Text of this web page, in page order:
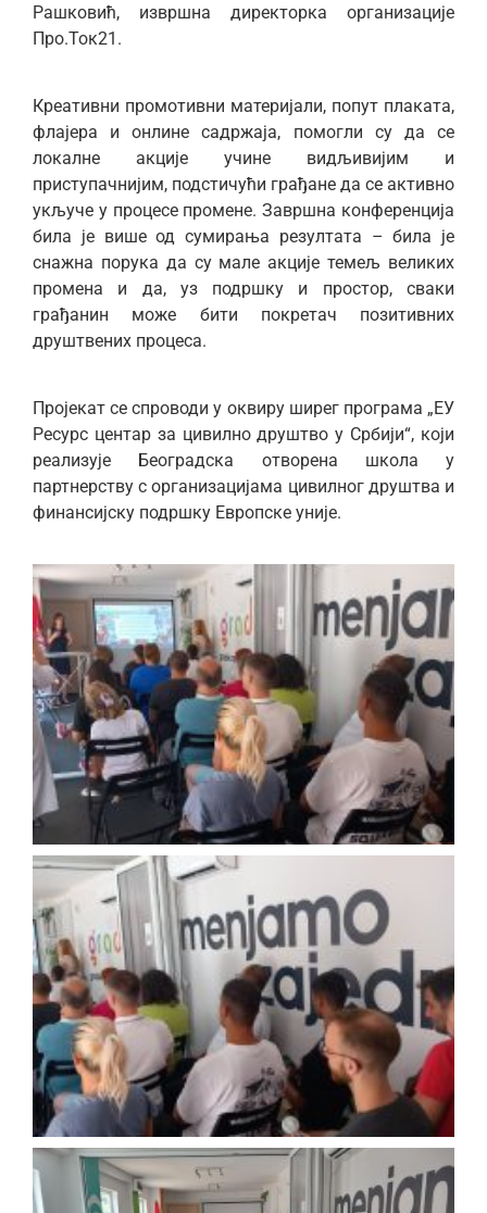
Рашковић, извршна директорка организације
Про.Ток21.
Креативни промотивни материјали, попут плаката,
флајера и онлине садржаја, помогли су да се
локалне акције учине видљивијим и
приступачнијим, подстичући грађане да се активно
укључе у процесе промене. Завршна конференција
била је више од сумирања резултата – била је
снажна порука да су мале акције темељ великих
промена и да, уз подршку и простор, сваки
грађанин може бити покретач позитивних
друштвених процеса.
Пројекат се спроводи у оквиру ширег програма „ЕУ
Ресурс центар за цивилно друштво у Србији“, који
реализује Београдска отворена школа у
партнерству с организацијама цивилног друштва и
финансијску подршку Европске уније.